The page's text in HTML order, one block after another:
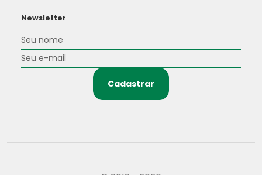
Newsletter
Cadastrar